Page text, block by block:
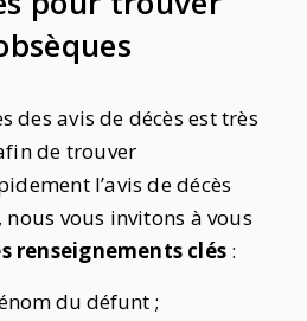
des avis de décès est très
de trouver
l’avis de décès
vous invitons à vous
renseignements clés :
du défunt ;